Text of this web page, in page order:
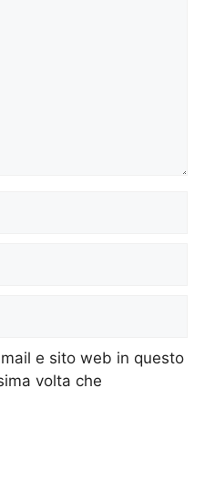
e sito web in questo
volta che